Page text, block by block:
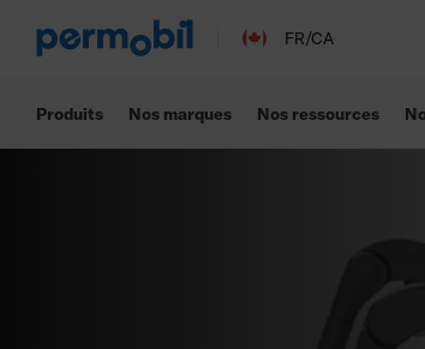
FR/CA
Produits Nos marques Nos ressources